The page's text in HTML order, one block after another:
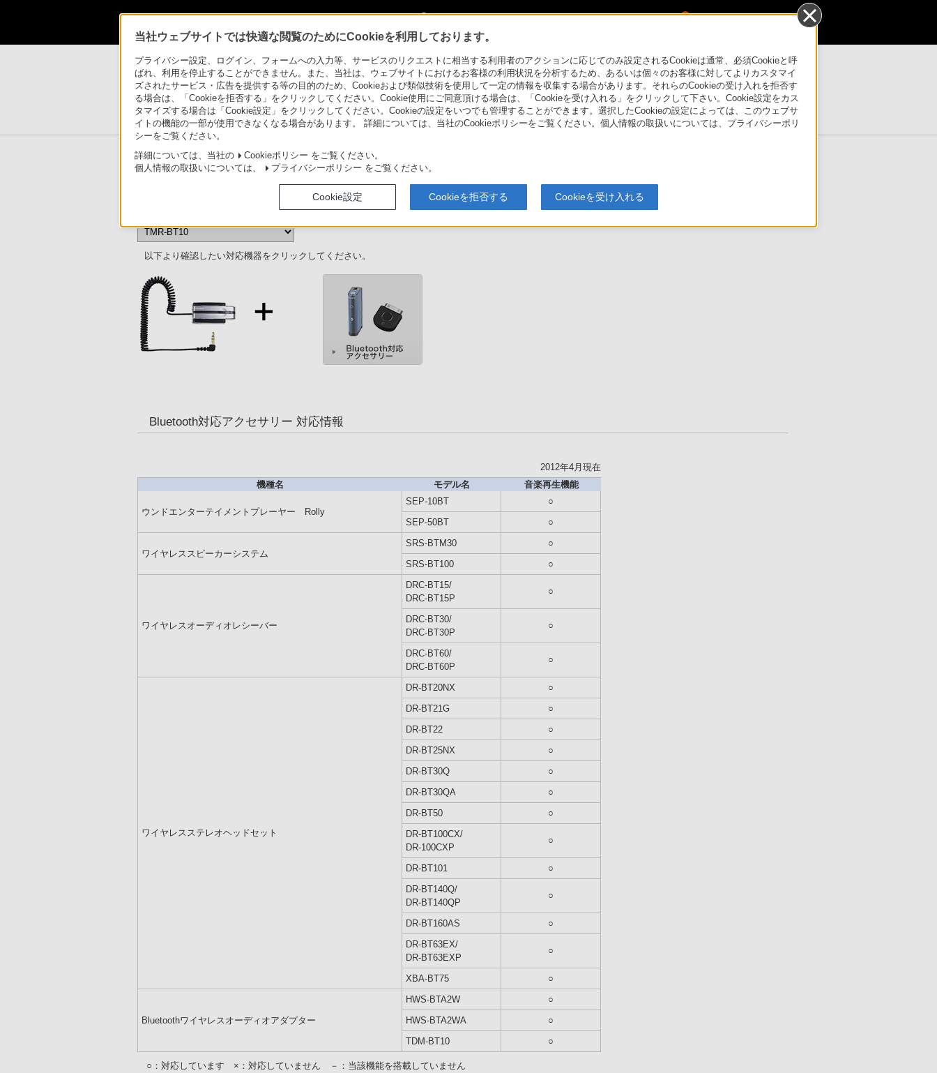
0
製品情報> 総合サポート > ヘッドホン 接続情報・対応表 > TMR-BT10
ヘッドホン サポート・お問い合わせ
製品情報ページ
ヘッドホン サポートトップ
以下より確認したい対応機器をクリックしてください。
Bluetooth対応アクセサリー 対応情報
2012年4月現在
機種名
モデル名 音楽再生機能
ウンドエンターテイメントプレーヤー Rolly
SEP-10BT
○
SEP-50BT
○
ワイヤレススピーカーシステム
SRS-BTM30
○
SRS-BT100
○
ワイヤレスオーディオレシーバー
DRC-BT15/
DRC-BT15P
○
DRC-BT30/
DRC-BT30P
○
DRC-BT60/
DRC-BT60P
○
ワイヤレスステレオヘッドセット
DR-BT20NX
○
DR-BT21G
○
DR-BT22
○
DR-BT25NX
○
DR-BT30Q
○
DR-BT30QA
○
DR-BT50
○
DR-BT100CX/
DR-100CXP
○
DR-BT101
○
DR-BT140Q/
DR-BT140QP
○
DR-BT160AS
○
DR-BT63EX/
DR-BT63EXP
○
XBA-BT75 ○
Bluetoothワイヤレスオーディオアダプター
HWS-BTA2W
○
HWS-BTA2WA
○
TDM-BT10
○
○：対応しています ×：対応していません －：当該機能を搭載していません
当社ウェブサイトでは快適な閲覧のためにCookieを利用しております。
プライバシー設定、ログイン、フォームへの入力等、サービスのリクエストに相当する利用者のアクションに応じてのみ設定されるCookieは通常、必須Cookieと呼
ばれ、利用を停止することができません。また、当社は、ウェブサイトにおけるお客様の利用状況を分析するため、あるいは個々のお客様に対してよりカスタマイ
ズされたサービス・広告を提供する等の目的のため、Cookieおよび類似技術を使用して一定の情報を収集する場合があります。それらのCookieの受け入れを拒否す
る場合は、「Cookieを拒否する」をクリックしてください。Cookie使用にご同意頂ける場合は、「Cookieを受け入れる」をクリックして下さい。Cookie設定をカス
タマイズする場合は「Cookie設定」をクリックしてください。Cookieの設定をいつでも管理することができます。選択したCookieの設定によっては、このウェブサ
イトの機能の一部が使用できなくなる場合があります。 詳細については、当社のCookieポリシーをご覧ください。個人情報の取扱いについては、プライバシーポリ
シーをご覧ください。
詳細については、当社の Cookieポリシー をご覧ください。
個人情報の取扱いについては、
プライバシーポリシー をご覧ください。
Cookie設定 Cookieを拒否する Cookieを受け入れる